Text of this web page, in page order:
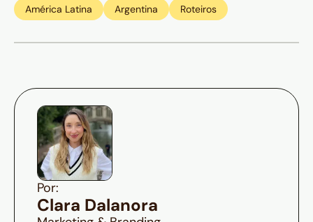
América Latina Argentina Roteiros
Por:
Clara Dalanora